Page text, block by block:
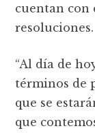
cuentan con
resoluciones.
“Al día de
términos de
que se
que